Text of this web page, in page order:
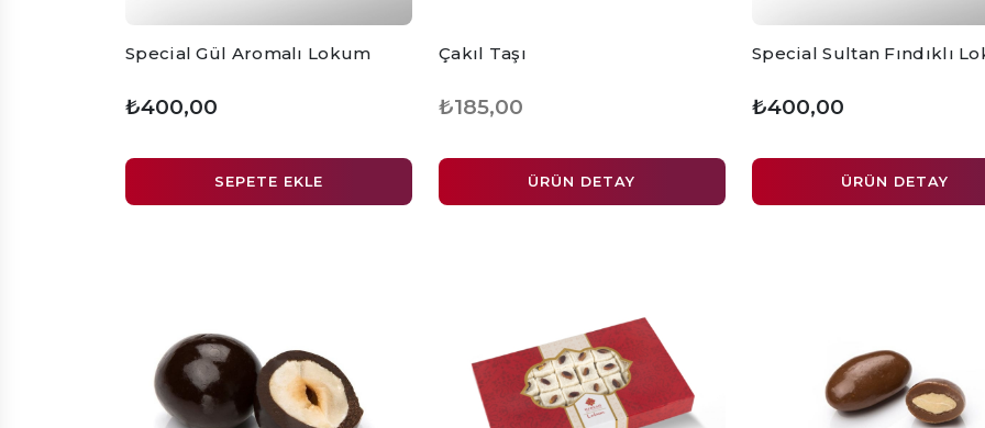
Special Gül Aromalı Lokum
₺400,00
SEPETE EKLE
Çakıl Taşı
₺185,00
ÜRÜN DETAY
Special Sultan Fındıklı
₺400,00
ÜRÜN DETAY